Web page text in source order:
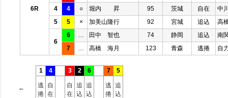
6R 4 4 ○ 堀内 昇 95 茨城 自在
中
5
5 × 加美山隆行 92 宮城 追込 高
6
6 田中 智也 74 静岡 追込
南
7
高橋 海月 123 青森 逃捲 自
←
1
逃
捲
4
自
在
3
自
在
2
追
込
6
追
込
7
逃
捲
5
追
込